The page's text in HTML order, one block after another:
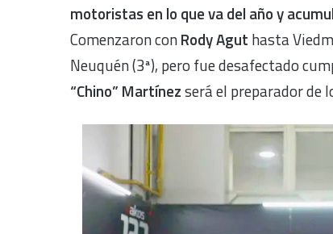
motoristas en lo que va del año y
Comenzaron conRody Agut hasta
Neuquén (3ª), pero fue desafectado
“Chino” Martínezserá el preparador de